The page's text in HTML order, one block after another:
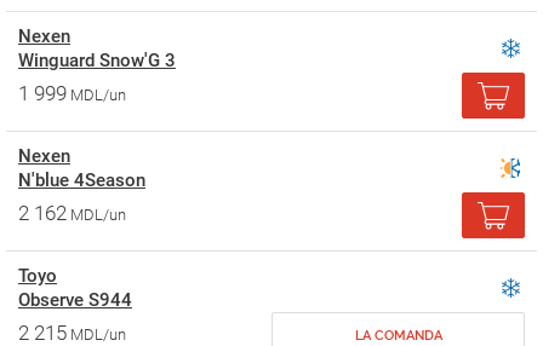
Nexen
Winguard Snow'G 3
1 999 MDL/un
Nexen
N'blue 4Season
2 162 MDL/un
Toyo
Observe S944
2 215 MDL/un LA COMANDA